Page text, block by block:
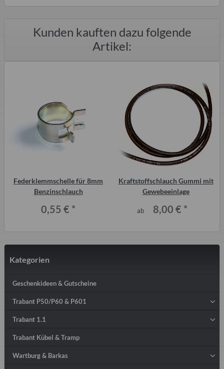
Kunden kauften dazu folgende
Artikel:
Federklemmschelle für 8mm
Benzinschlauch
0,55 € *
Kraftstoffschlauch Gummi mit
Gewebeeinlage
ab 8,00 € *
Kategorien
Geschenkideen & Gutscheine
Trabant P50/P60 & P601
Trabant 1.1
Trabant Kübel & Tramp
Wartburg & Barkas